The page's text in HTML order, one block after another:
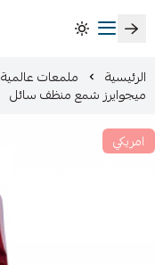
الرئيسية ملمعات عالمية
ميجوايرز شمع منظف سائل
امريكي